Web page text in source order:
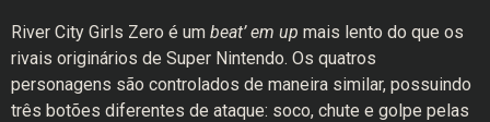
River City Girls Zero é um beat’ em up mais lento do que os
rivais originários de Super Nintendo. Os quatros
personagens são controlados de maneira similar, possuindo
três botões diferentes de ataque: soco, chute e golpe pelas